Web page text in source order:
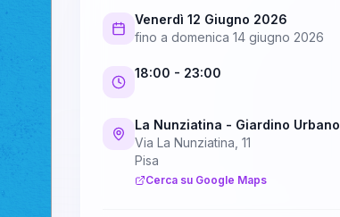
Venerdì 12 Giugno 2026
fino a domenica 14 giugno 2026
18:00 - 23:00
La Nunziatina - Giardino Urbano
Via La Nunziatina, 11
Pisa
Cerca su Google Maps